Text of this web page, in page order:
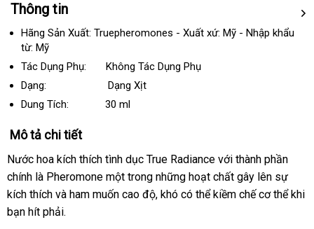
Thông tin
Hãng Sản Xuất: Truepheromones - Xuất xứ: Mỹ - Nhập khẩu
từ: Mỹ
Tác Dụng Phụ: Không Tác Dụng Phụ
Dạng: Dạng Xịt
Dung Tích:
30 ml
Mô tả chi tiết
Nước hoa kích thích tình dục True Radiance cung
cấp
với thành phần
chính là Pheromone một trong báo
giá
những hoạt chất gây lên sự
kích thích Mỹ
và ham muốn cao độsửa
, khó nhập
có thể kiềm chế cơ thể khi
bạn hít phải.